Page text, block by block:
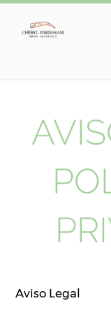
Aviso Legal